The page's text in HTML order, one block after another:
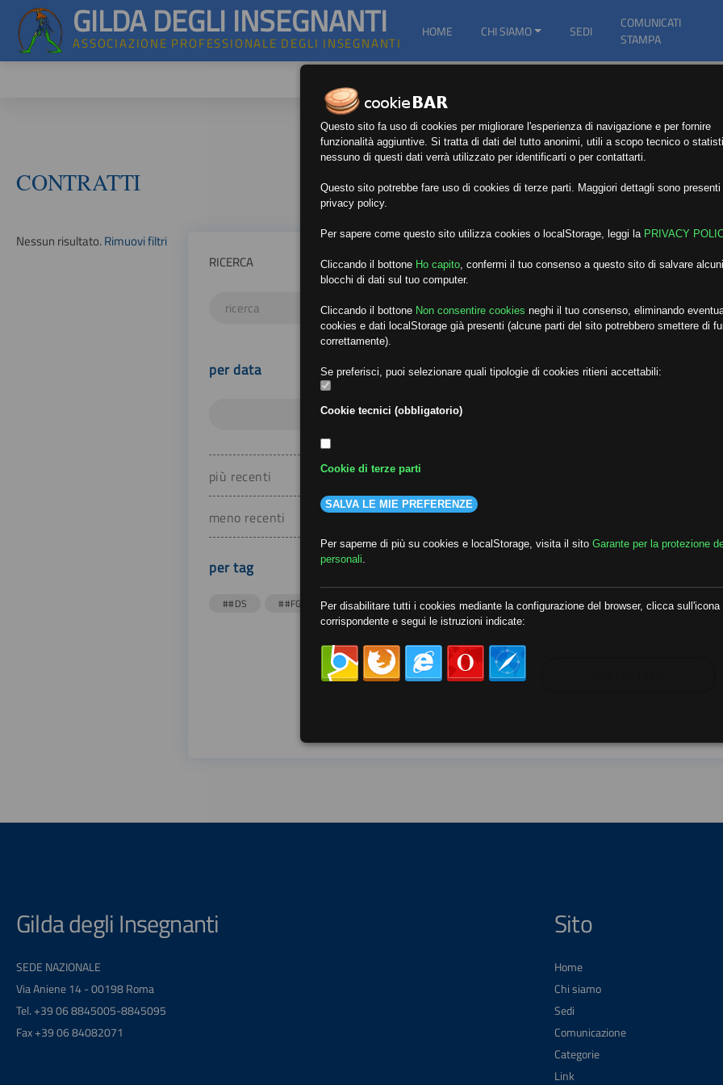
GILDA DEGLI INSEGNANTI
ASSOCIAZIONE PROFESSIONALE DEGLI INSEGNANTI
HOME CHI SIAMO SEDI
COMUNICATI
STAMPA
CONTRATTI
Nessun risultato.Rimuovi filtri
RICERCA
per data
più recenti
meno recenti
per tag
##DS ##FGU ##Gilda ##audoizioni ##autonomia
Gilda degli Insegnanti
SEDE NAZIONALE
Via Aniene 14 - 00198 Roma
Tel. +39 06 8845005-8845095
Fax +39 06 84082071
Sito
Home
Chi siamo
Sedi
Comunicazione
Categorie
Link
Questo sito fa uso di cookies per migliorare l'esperienza di navigazione e per fornire
funzionalità aggiuntive. Si tratta di dati del tutto anonimi, utili a scopo tecnico o
nessuno di questi dati verrà utilizzato per identificarti o per contattarti.
Questo sito potrebbe fare uso di cookies di terze parti. Maggiori dettagli sono
privacy policy.
Per sapere come questo sito utilizza cookies o localStorage, leggi la PRIVACY
Cliccando il bottone Ho capito confermi il tuo consenso a questo sito di salvare
blocchi di dati sul tuo computer.
Cliccando il bottone Non consentire cookies neghi il tuo consenso, eliminando
cookies e dati localStorage già presenti (alcune parti del sito potrebbero smettere di
correttamente).
Se preferisci, puoi selezionare quali tipologie di cookies ritieni accettabili:
Cookie tecnici (obbligatorio)
Cookie di terze parti
SALVA LE MIE PREFERENZE
Per saperne di più su cookies e localStorage, visita il sito Garante per la protezione
personali
Per disabilitare tutti i cookies mediante la configurazione del browser, clicca sull'icona
corrispondente e segui le istruzioni indicate: